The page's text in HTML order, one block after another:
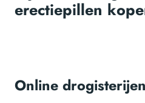
erectiepillen
Online drogisterijen